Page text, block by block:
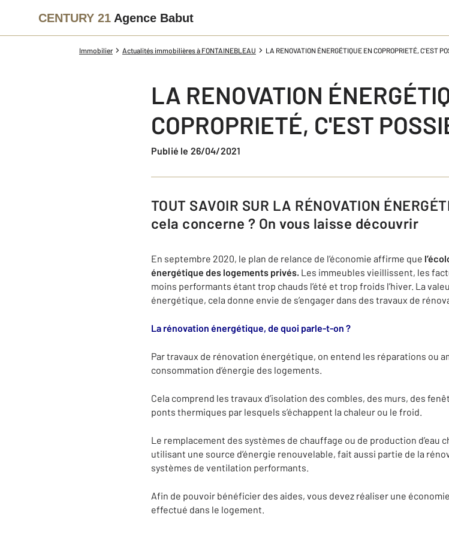
CENTURY 21 Agence Babut
Immobilier Actualités immobilières à FONTAINEBLEAU LA RENOVATION ÉNERGÉTIQUE EN COPROPRIETÉ, C'EST
LA RENOVATION
COPROPRIETÉ, C'EST
Publié le 26/04/2021
TOUT SAVOIR SUR LA RÉNOVATION ÉNERGÉTIQUE. De quoi parle-t-on et qui
cela concerne ? On vous laisse découvrir
En septembre 2020, le plan de relance de l’économie affirme que
énergétique des logements privés. Les immeubles vieillissent, les
moins performants étant trop chauds l’été et trop froids l’hiver. La
énergétique, cela donne envie de s’engager dans des travaux de
La rénovation énergétique, de quoi parle-t-on ?
Par travaux de rénovation énergétique, on entend les réparations ou
consommation d’énergie des logements.
Cela comprend les travaux d’isolation des combles, des murs, des
ponts thermiques par lesquels s’échappent la chaleur ou le froid.
Le remplacement des systèmes de chauffage ou de production d’eau
utilisant une source d’énergie renouvelable, fait aussi partie de la
systèmes de ventilation performants.
Afin de pouvoir bénéficier des aides, vous devez réaliser une
effectué dans le logement.